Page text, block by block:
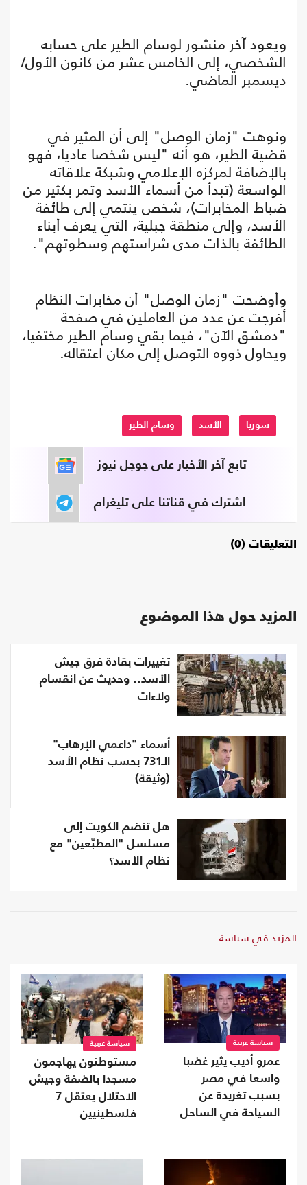
ويعود آخر منشور لوسام الطير على حسابه
الشخصي، إلى الخامس عشر من كانون الأول/
ديسمبر الماضي.
ونوهت "زمان الوصل" إلى أن المثير في
قضية الطير، هو أنه "ليس شخصا عاديا، فهو
بالإضافة لمركزه الإعلامي وشبكة علاقاته
الواسعة (تبدأ من أسماء الأسد وتمر بكثير من
ضباط المخابرات)، شخص ينتمي إلى طائفة
الأسد، وإلى منطقة جبلية، التي يعرف أبناء
الطائفة بالذات مدى شراستهم وسطوتهم".
وأوضحت "زمان الوصل" أن مخابرات النظام
أفرجت عن عدد من العاملين في صفحة
"دمشق الآن"، فيما بقي وسام الطير مختفيا،
ويحاول ذووه التوصل إلى مكان اعتقاله.
سوريا الأسد وسام الطير
تابع آخر الأخبار على جوجل نيوز
اشترك في قناتنا على تليغرام
التعليقات (0)
المزيد حول هذا الموضوع
تغييرات بقادة فرق جيش
الأسد.. وحديث عن انقسام
ولاءات
أسماء "داعمي الإرهاب"
الـ731 بحسب نظام الأسد
(وثيقة)
هل تنضم الكويت إلى
مسلسل "المطبّعين" مع
نظام الأسد؟
المزيد في سياسة
سياسة عربية
عمرو أديب يثير غضبا
واسعا في مصر
بسبب تغريدة عن
السياحة في الساحل
سياسة عربية
مستوطنون يهاجمون
مسجدا بالضفة وجيش
الاحتلال يعتقل 7
فلسطينيين